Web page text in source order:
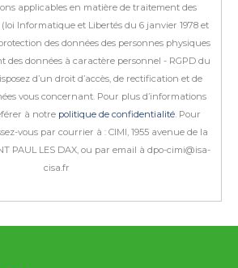
applicables en matière de traitement des
Informatique et Libertés du 6 janvier 1978 et
des données des personnes physiques
des données à caractère personnel - RGPD du
d’un droit d’accès, de rectification et de
vous concernant. Pour plus d’informations
à notre politique de confidentialité. Pour
vous par courrier à : CIMI, 1955 avenue de la
PAUL LES DAX, ou par email à dpo-cimi@isa-
cisa.fr